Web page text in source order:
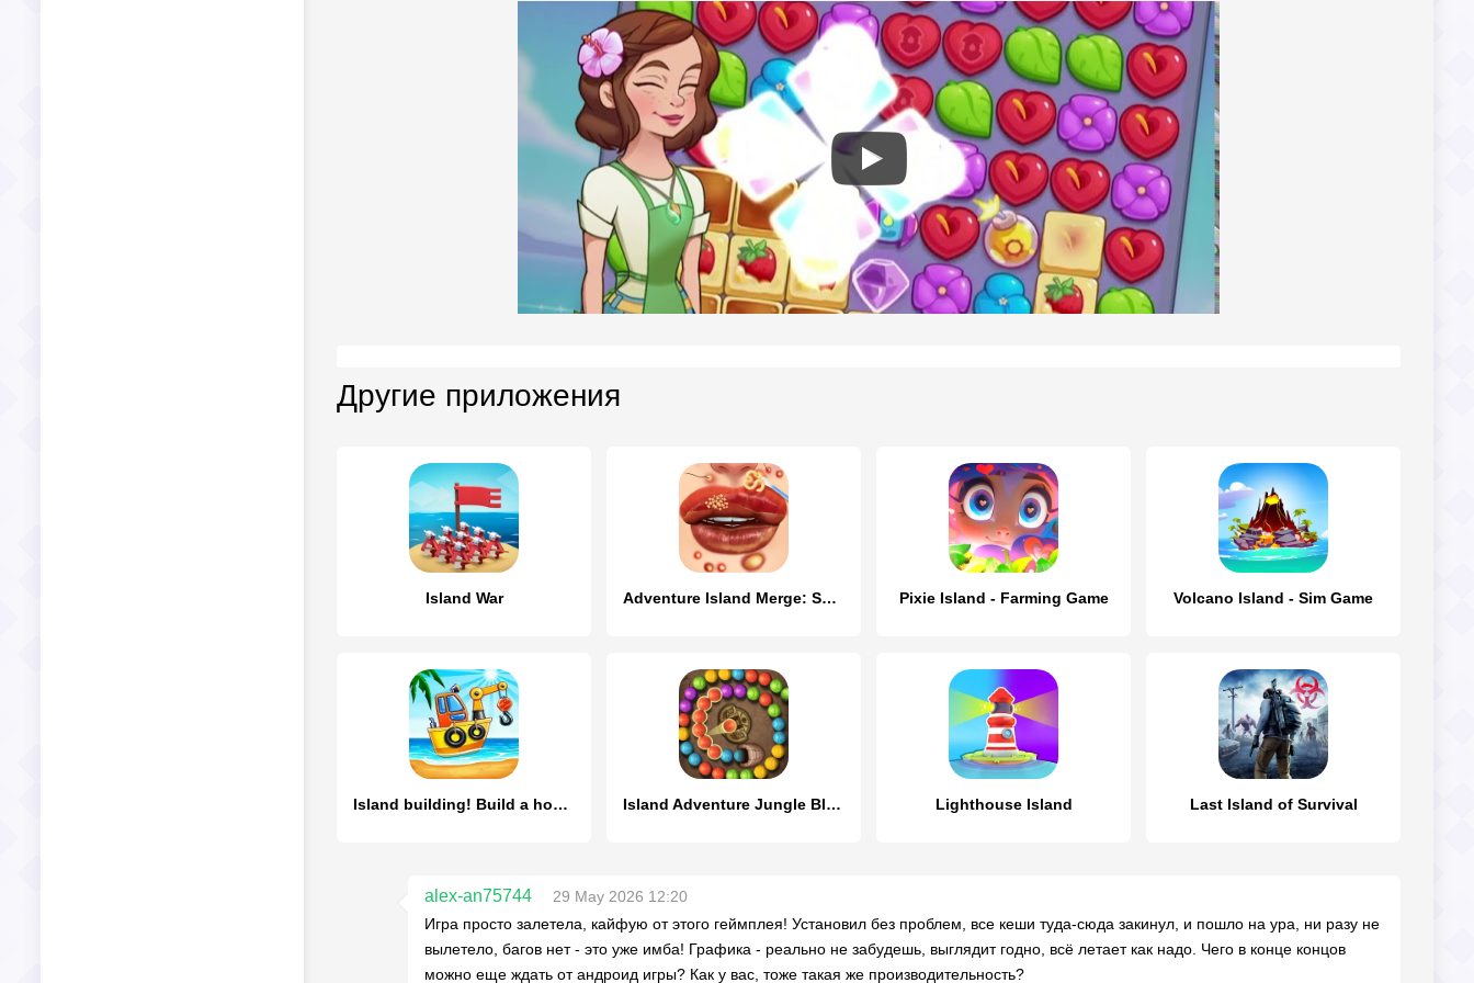
Другие приложения
Island War Adventure Island Merge: Save Pixie Island - Farming Game Volcano Island - Sim Game
Island building! Build a house Island Adventure Jungle Blast Lighthouse Island Last Island of Survival
alex-an75744
29 May 2026 12:20
Игра просто залетела, кайфую от этого геймплея! Установил без проблем, все кеши туда-сюда закинул, и пошло на ура, ни разу не
вылетело, багов нет - это уже имба! Графика - реально не забудешь, выглядит годно, всё летает как надо. Чего в конце концов
можно еще ждать от андроид игры? Как у вас, тоже такая же производительность?